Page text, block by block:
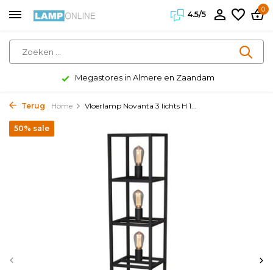
4.5/5
0
Megastores in Almere en Zaandam
Terug Home Vloerlamp Novanta 3 lichts H 1...
50% sale